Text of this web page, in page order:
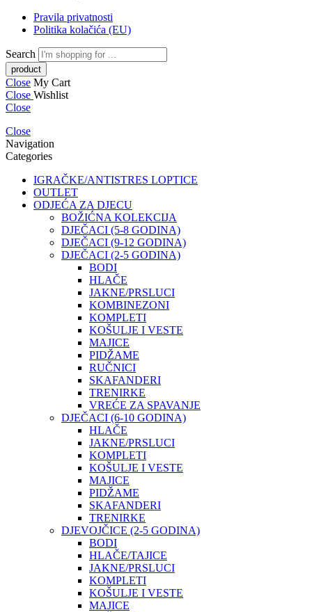
Pravila privatnosti
Politika kolačića (EU)
Search
Close My Cart
Close Wishlist
Close
Close
Navigation
Categories
IGRAČKE/ANTISTRES LOPTICE
OUTLET
ODJEĆA ZA DJECU
BOŽIĆNA KOLEKCIJA
DJEČACI (5-8 GODINA)
DJEČACI (9-12 GODINA)
DJEČACI (2-5 GODINA)
BODI
HLAČE
JAKNE/PRSLUCI
KOMBINEZONI
KOMPLETI
KOŠULJE I VESTE
MAJICE
PIDŽAME
RUČNICI
SKAFANDERI
TRENIRKE
VREĆE ZA SPAVANJE
DJEČACI (6-10 GODINA)
HLAČE
JAKNE/PRSLUCI
KOMPLETI
KOŠULJE I VESTE
MAJICE
PIDŽAME
SKAFANDERI
TRENIRKE
DJEVOJČICE (2-5 GODINA)
BODI
HLAČE/TAJICE
JAKNE/PRSLUCI
KOMPLETI
KOŠULJE I VESTE
MAJICE